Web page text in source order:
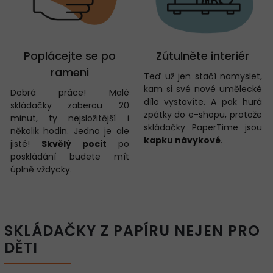
Poplácejte se po
rameni
Dobrá práce! Malé
skládačky zaberou 20
minut, ty nejsložitější i
několik hodin. Jedno je ale
jisté! Skvělý pocit po
poskládání budete mít
úplně vždycky.
Zútulněte interiér
Teď už jen stačí namyslet,
kam si své nové umělecké
dílo vystavíte. A pak hurá
zpátky do e-shopu, protože
skládačky PaperTime jsou
kapku návykové.
SKLÁDAČKY Z PAPÍRU NEJEN PRO
DĚTI